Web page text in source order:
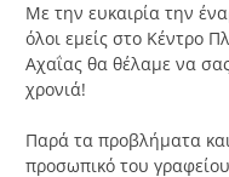
Με την ευκαιρία την
όλοι εμείς στο Κέντρο
Αχαΐας θα θέλαμε να
χρονιά!
Παρά τα προβλήματα και
προσωπικό του